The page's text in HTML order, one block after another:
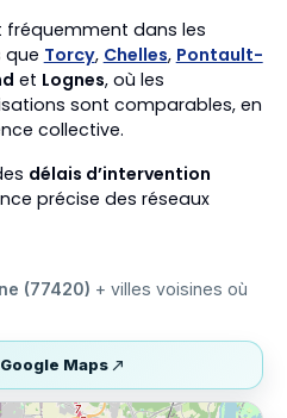
fréquemment dans les
que Torcy, Chelles, Pontault-
et Lognes, où les
sont comparables, en
collective.
délais d’intervention
précise des réseaux
(77420) + villes voisines où
Maps